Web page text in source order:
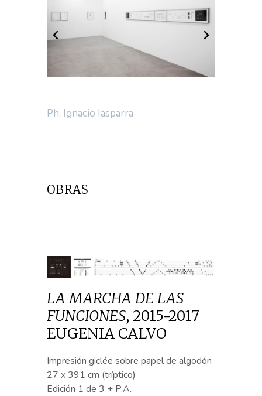
Ph. Ignacio Iasparra
OBRAS
LA MARCHA DE LAS
FUNCIONES, 2015-2017
EUGENIA CALVO
Impresión giclée sobre papel de algodón
27 x 391 cm (tríptico)
Edición 1 de 3 + P.A.